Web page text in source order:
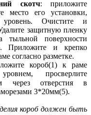
скотч: приложите
место его установки,
уровень. Очистите и
защитную пленку
тыльной поверхности
Приложите и крепко
согласно разметке.
короб(1) к раме
просверлите
через отверстия в
3*20мм(5).
короб должен быть